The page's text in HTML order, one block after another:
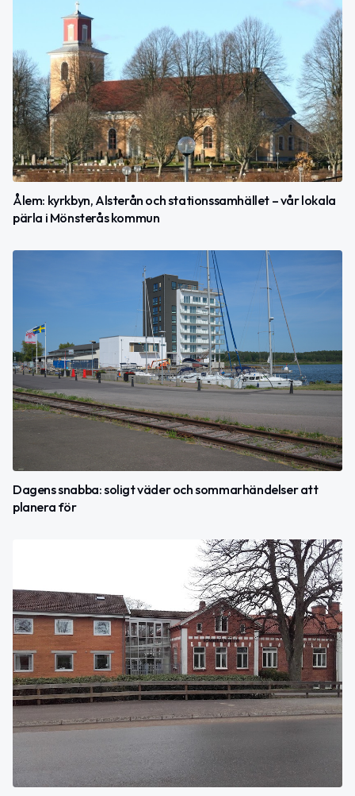
Ålem: kyrkbyn, Alsterån och stationssamhället – vår lokala
pärla i Mönsterås kommun
Dagens snabba: soligt väder och sommarhändelser att
planera för